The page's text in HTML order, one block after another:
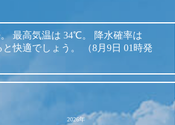
最高気温は 34℃。
降水確率は
快適でしょう。
（8月9日 01時発
2026年